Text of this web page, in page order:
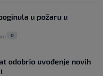
u požaru u
0
odobrio uvođenje novih